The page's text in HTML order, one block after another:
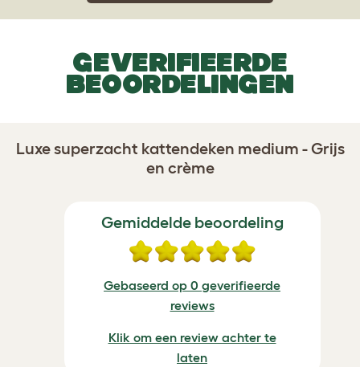
GEVERIFIEERDE
BEOORDELINGEN
Luxe superzacht kattendeken medium - Grijs
en crème
Gemiddelde beoordeling
Gebaseerd op 0 geverifieerde
reviews
Klik om een review achter te
laten